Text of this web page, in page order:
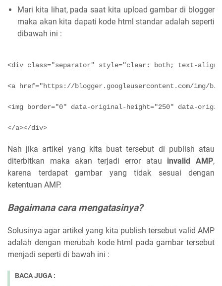
Mari kita lihat, pada saat kita upload gambar di blogger
maka akan kita dapati kode html standar adalah seperti
dibawah ini :
<div class="separator" style="clear: both; text-
<a href="https://blogger.googleusercontent.com/img/b/
<img border="0" data-original-height="250" data-original-
Nah jika artikel yang kita buat tersebut di publish atau
diterbitkan maka akan terjadi error atau invalid AMP,
karena terdapat gambar yang tidak sesuai dengan
ketentuan AMP.
Bagaimana cara mengatasinya?
Solusinya agar artikel yang kita publish tersebut valid AMP
adalah dengan merubah kode html pada gambar tersebut
menjadi seperti di bawah ini :
BACA JUGA :